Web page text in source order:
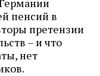
пенсий в
претензии
– и что
нет